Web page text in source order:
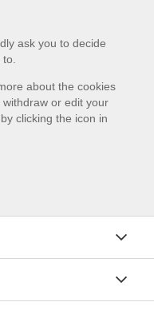
og udvikling af
foreligger en ny,
ask you to decide
about the cookies
or edit your
clicking the icon in